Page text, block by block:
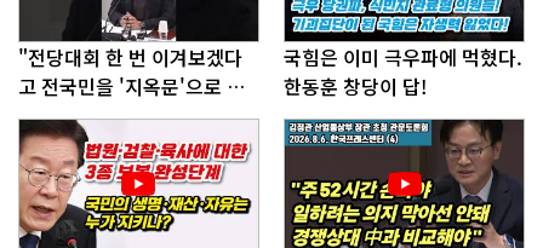
"전당대회 한 번 이겨보겠다
고 전국민을 '지옥문'으로 밀
어!"
국힘은 이미 극우파에 먹혔다.
한동훈 창당이 답!